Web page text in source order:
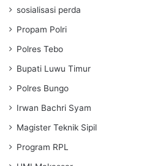
sosialisasi perda
Propam Polri
Polres Tebo
Bupati Luwu Timur
Polres Bungo
Irwan Bachri Syam
Magister Teknik Sipil
Program RPL